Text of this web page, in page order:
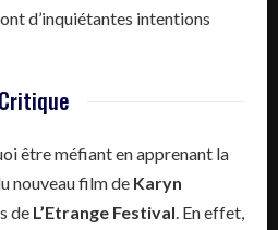
d’inquiétantes intentions
Critique
être méfiant en apprenant la
nouveau film de Karyn
de L’Etrange Festival. En effet,